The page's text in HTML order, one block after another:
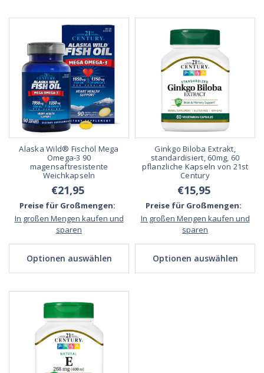
Alaska Wild® Fischöl Mega
Omega-3 90
magensaftresistente
Weichkapseln
€21,95
Preise für Großmengen:
In großen Mengen kaufen und
sparen
Optionen auswählen
Ginkgo Biloba Extrakt,
standardisiert, 60mg, 60
pflanzliche Kapseln von 21st
Century
€15,95
Preise für Großmengen:
In großen Mengen kaufen und
sparen
Optionen auswählen